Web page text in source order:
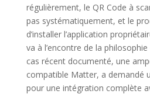
régulièrement, le QR Code à
pas systématiquement, et le
d’installer l’application
va à l’encontre de la
cas récent documenté, une
compatible Matter, a demandé
pour une intégration complète